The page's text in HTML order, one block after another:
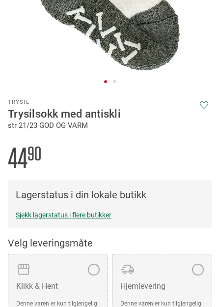
TRYSIL
Trysilsokk med antiskli
str 21/23 GOD OG VARM
4490
Lagerstatus i din lokale butikk
Sjekk lagerstatus i flere butikker
Velg leveringsmåte
Klikk & Hent
Denne varen er kun tilgjengelig
Hjemlevering
Denne varen er kun tilgjengelig
to
the
beginning
the
images
gallery